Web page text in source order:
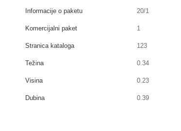
Informacije o paketu 20/1
Komercijalni paket 1
Stranica kataloga 123
Težina 0.34
Visina 0.23
Dubina 0.39